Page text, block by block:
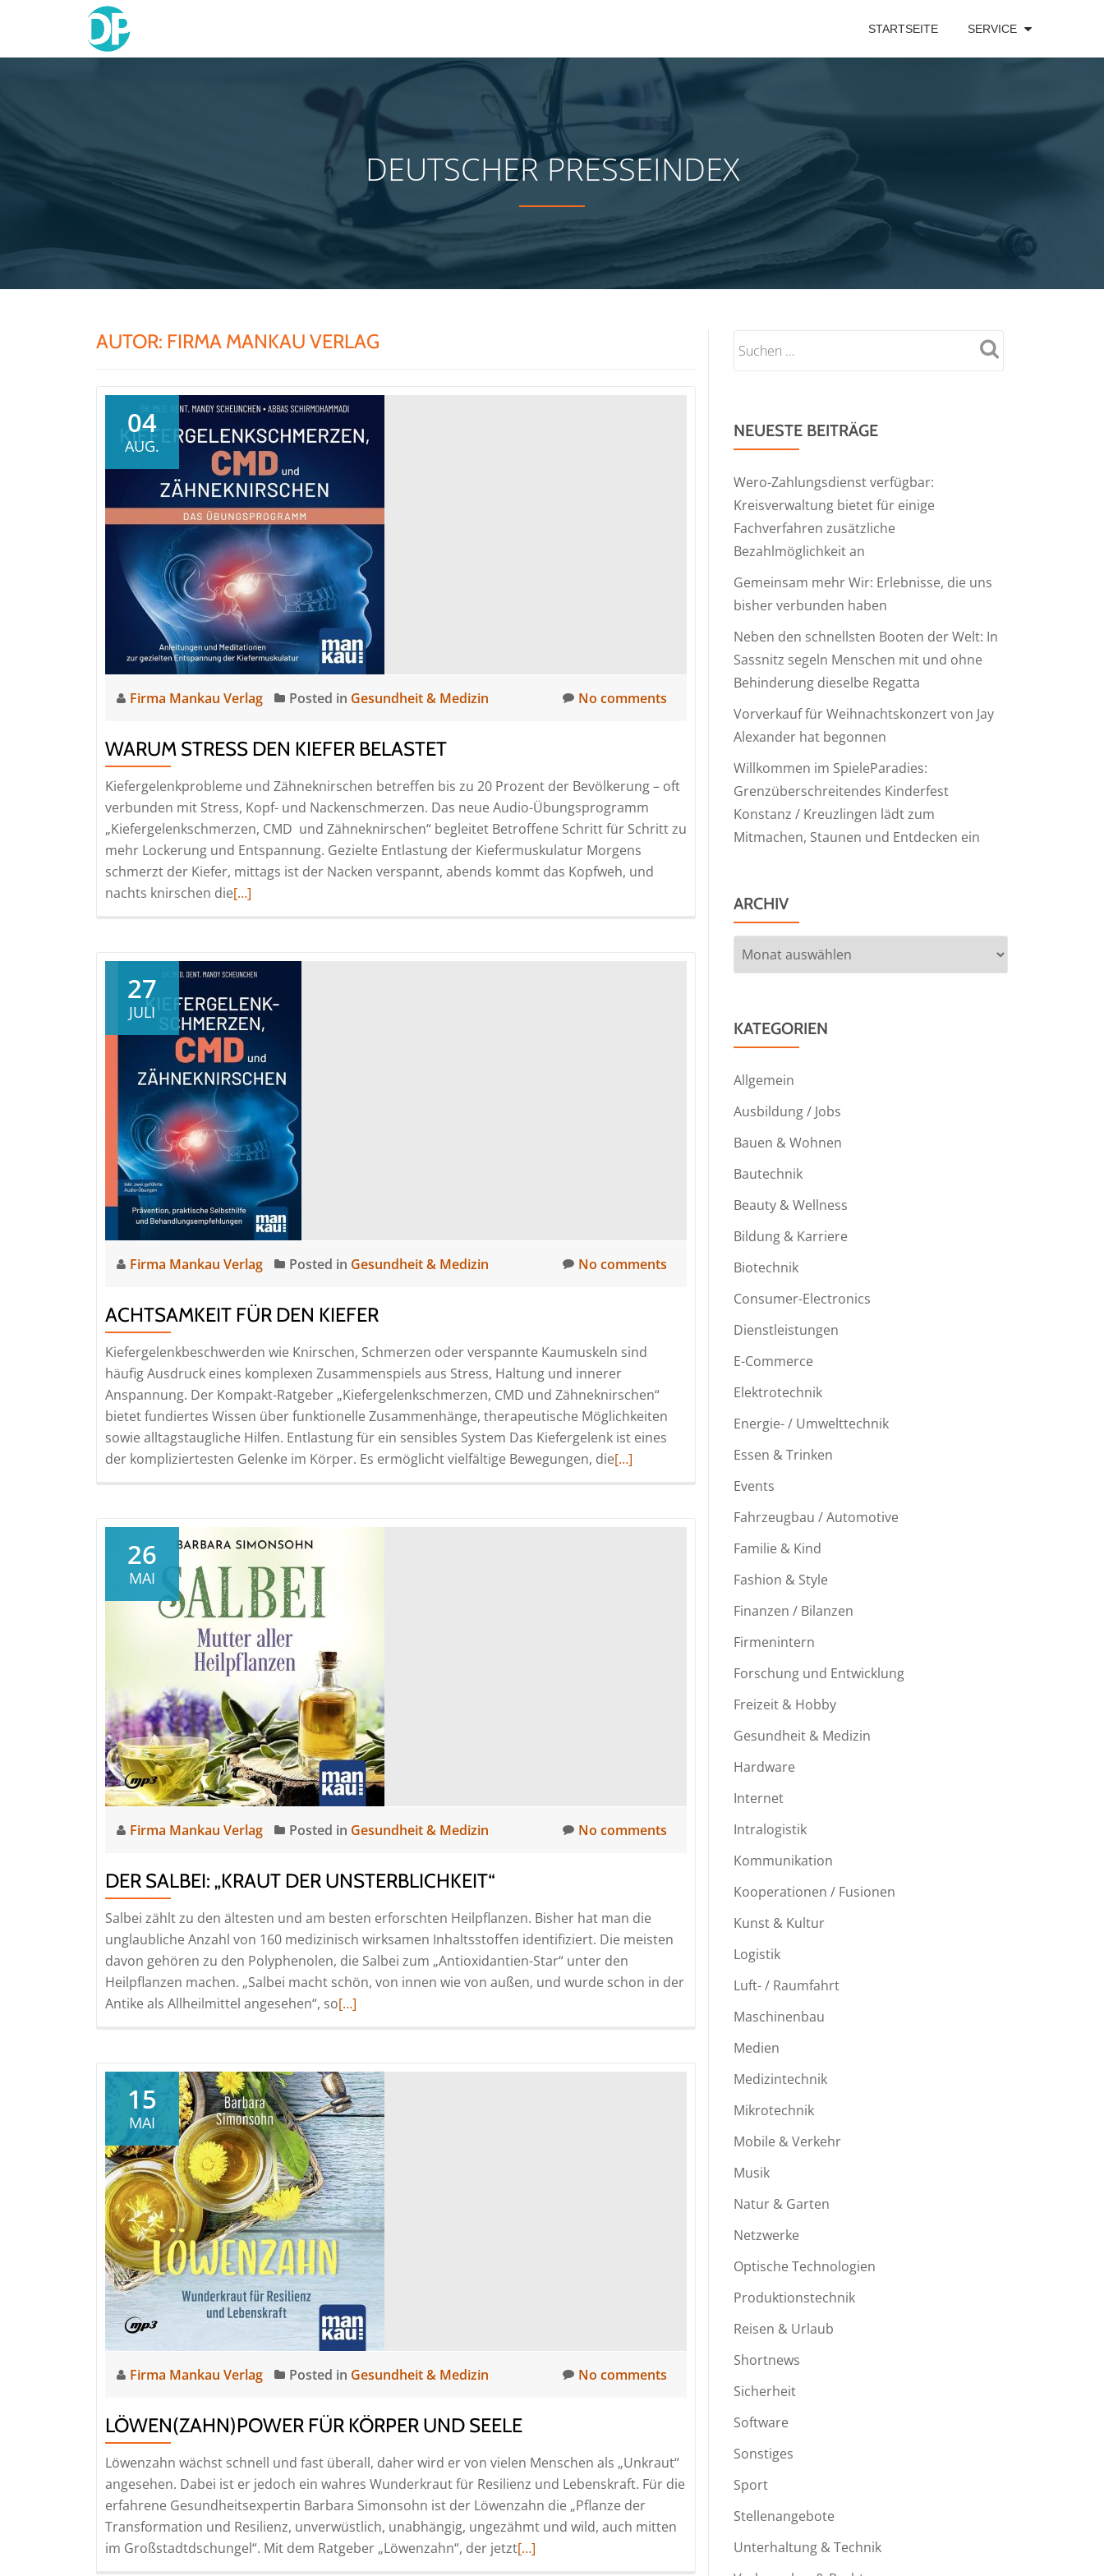
STARTSEITE SERVICE
DEUTSCHER PRESSEINDEX
AUTOR: FIRMA MANKAU VERLAG
04
AUG.
Firma Mankau Verlag Posted in Gesundheit & Medizin No comments
WARUM STRESS DEN KIEFER BELASTET
Kiefergelenkprobleme und Zähneknirschen betreffen bis zu 20 Prozent der Bevölkerung – oft
verbunden mit Stress, Kopf- und Nackenschmerzen. Das neue Audio-Übungsprogramm
„Kiefergelenkschmerzen, CMD und Zähneknirschen“ begleitet Betroffene Schritt für Schritt zu
mehr Lockerung und Entspannung. Gezielte Entlastung der Kiefermuskulatur Morgens
schmerzt der Kiefer, mittags ist der Nacken verspannt, abends kommt das Kopfweh, und
nachts knirschen dieRead
Stress
den
Kiefer
belastet
[…]
27
JULI
Firma Mankau Verlag Posted in Gesundheit & Medizin No comments
ACHTSAMKEIT FÜR DEN KIEFER
Kiefergelenkbeschwerden wie Knirschen, Schmerzen oder verspannte Kaumuskeln sind
häufig Ausdruck eines komplexen Zusammenspiels aus Stress, Haltung und innerer
Anspannung. Der Kompakt-Ratgeber „Kiefergelenkschmerzen, CMD und Zähneknirschen“
bietet fundiertes Wissen über funktionelle Zusammenhänge, therapeutische Möglichkeiten
sowie alltagstaugliche Hilfen. Entlastung für ein sensibles System Das Kiefergelenk ist eines
der kompliziertesten Gelenke im Körper. Es ermöglicht vielfältige Bewegungen, dieRead
[…]
26
MAI
Firma Mankau Verlag Posted in Gesundheit & Medizin No comments
DER SALBEI: „KRAUT DER UNSTERBLICHKEIT“
Salbei zählt zu den ältesten und am besten erforschten Heilpflanzen. Bisher hat man die
unglaubliche Anzahl von 160 medizinisch wirksamen Inhaltsstoffen identifiziert. Die meisten
davon gehören zu den Polyphenolen, die Salbei zum „Antioxidantien-Star“ unter den
Heilpflanzen machen. „Salbei macht schön, von innen wie von außen, und wurde schon in der
Antike als Allheilmittel angesehen“, soRead
Salbei:
„Kraut
der
Unsterblichkeit“
[…]
15
MAI
Firma Mankau Verlag Posted in Gesundheit & Medizin No comments
LÖWEN(ZAHN)POWER FÜR KÖRPER UND SEELE
Löwenzahn wächst schnell und fast überall, daher wird er von vielen Menschen als „Unkraut“
angesehen. Dabei ist er jedoch ein wahres Wunderkraut für Resilienz und Lebenskraft. Für die
erfahrene Gesundheitsexpertin Barbara Simonsohn ist der Löwenzahn die „Pflanze der
Transformation und Resilienz, unverwüstlich, unabhängig, ungezähmt und wild, auch mitten
im Großstadtdschungel“. Mit dem Ratgeber „Löwenzahn“, der jetztRead
[…]
NEUESTE BEITRÄGE
Wero-Zahlungsdienst verfügbar:
Kreisverwaltung bietet für einige
Fachverfahren zusätzliche
Bezahlmöglichkeit an
Gemeinsam mehr Wir: Erlebnisse, die uns
bisher verbunden haben
Neben den schnellsten Booten der Welt: In
Sassnitz segeln Menschen mit und ohne
Behinderung dieselbe Regatta
Vorverkauf für Weihnachtskonzert von Jay
Alexander hat begonnen
Willkommen im SpieleParadies:
Grenzüberschreitendes Kinderfest
Konstanz / Kreuzlingen lädt zum
Mitmachen, Staunen und Entdecken ein
ARCHIV
Archiv
KATEGORIEN
Allgemein
Ausbildung / Jobs
Bauen & Wohnen
Bautechnik
Beauty & Wellness
Bildung & Karriere
Biotechnik
Consumer-Electronics
Dienstleistungen
E-Commerce
Elektrotechnik
Energie- / Umwelttechnik
Essen & Trinken
Events
Fahrzeugbau / Automotive
Familie & Kind
Fashion & Style
Finanzen / Bilanzen
Firmenintern
Forschung und Entwicklung
Freizeit & Hobby
Gesundheit & Medizin
Hardware
Internet
Intralogistik
Kommunikation
Kooperationen / Fusionen
Kunst & Kultur
Logistik
Luft- / Raumfahrt
Maschinenbau
Medien
Medizintechnik
Mikrotechnik
Mobile & Verkehr
Musik
Natur & Garten
Netzwerke
Optische Technologien
Produktionstechnik
Reisen & Urlaub
Shortnews
Sicherheit
Software
Sonstiges
Sport
Stellenangebote
Unterhaltung & Technik